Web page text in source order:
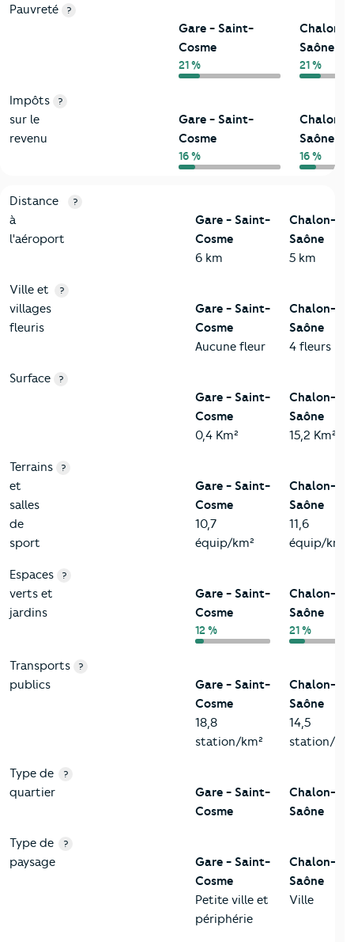
Pauvreté ?
Gare - Saint-
Cosme
21 %
Chalon-
Saône
21 %
Impôts
sur le
revenu
?
Gare - Saint-
Cosme
16 %
Chalon-
Saône
16 %
3-Environnement
Critères Gare - Saint-Cosme
Distance
à
l'aéroport
?
Gare - Saint-
Cosme
6 km
Chalon-
Saône
5 km
Ville et
villages
fleuris
?
Gare - Saint-
Cosme
Aucune fleur
Chalon-
Saône
4 fleurs
Surface ?
Gare - Saint-
Cosme
0,4 Km²
Chalon-
Saône
15,2 Km²
Terrains
et
salles
de
sport
?
Gare - Saint-
Cosme
10,7
équip/km²
Chalon-
Saône
11,6
équip/km²
Espaces
verts et
jardins
?
Gare - Saint-
Cosme
12 %
Chalon-
Saône
21 %
Transports
publics
?
Gare - Saint-
Cosme
18,8
station/km²
Chalon-
Saône
14,5
station/
Type de
quartier
?
Gare - Saint-
Cosme
Chalon-
Saône
Type de
paysage
?
Gare - Saint-
Cosme
Petite ville et
périphérie
Chalon-
Saône
Ville